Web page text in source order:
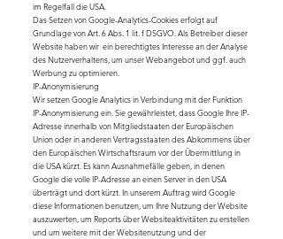
im Regelfall die USA.
Das Setzen von Google-Analytics-Cookies erfolgt auf
Grundlage von Art. 6 Abs. 1 lit. f DSGVO. Als Betreiber dieser
Website haben wir ein berechtigtes Interesse an der Analyse
des Nutzerverhaltens, um unser Webangebot und ggf. auch
Werbung zu optimieren.
IP-Anonymisierung
Wir setzen Google Analytics in Verbindung mit der Funktion
IP-Anonymisierung ein. Sie gewährleistet, dass Google Ihre IP-
Adresse innerhalb von Mitgliedstaaten der Europäischen
Union oder in anderen Vertragsstaaten des Abkommens über
den Europäischen Wirtschaftsraum vor der Übermittlung in
die USA kürzt. Es kann Ausnahmefälle geben, in denen
Google die volle IP-Adresse an einen Server in den USA
überträgt und dort kürzt. In unserem Auftrag wird Google
diese Informationen benutzen, um Ihre Nutzung der Website
auszuwerten, um Reports über Websiteaktivitäten zu erstellen
und um weitere mit der Websitenutzung und der